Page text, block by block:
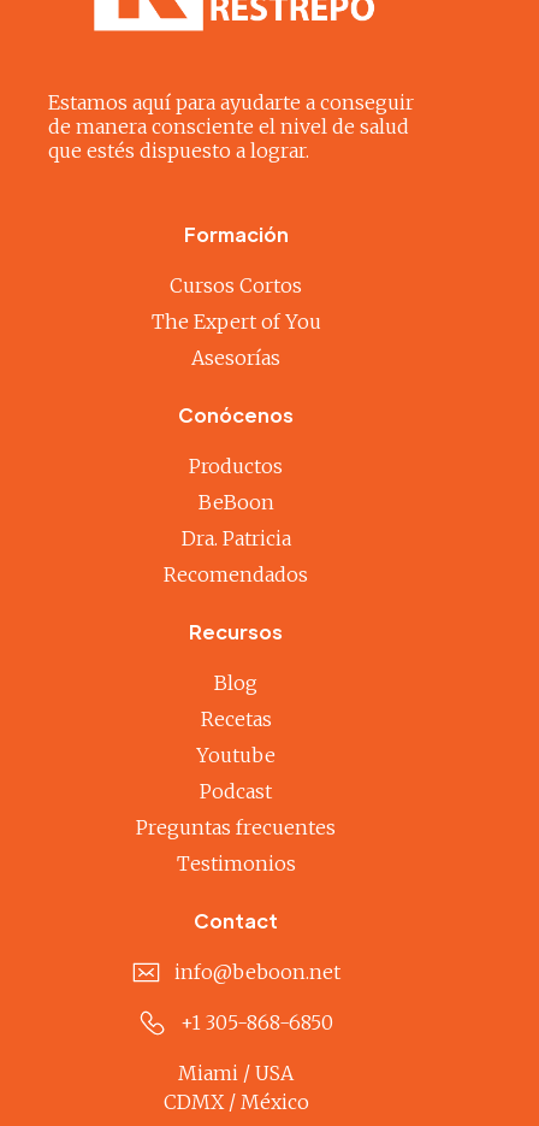
Estamos aquí para ayudarte a conseguir
de manera consciente el nivel de salud
que estés dispuesto a lograr.
Formación
Cursos Cortos
The Expert of You
Asesorías
Conócenos
Productos
BeBoon
Dra. Patricia
Recomendados
Recursos
Blog
Recetas
Youtube
Podcast
Preguntas frecuentes
Testimonios
Contact
info@beboon.net
+1 305-868-6850
Miami / USA
CDMX / México